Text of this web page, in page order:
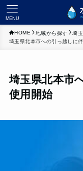
MENU
HOME 地域から探す
埼
埼玉県北本市への引っ越しに
埼玉県北本市
使用開始